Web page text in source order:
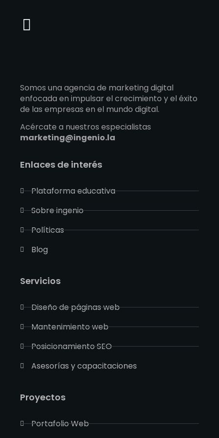
Somos una agencia de marketing digital
enfocada en impulsar el crecimiento y el éxito
de las empresas en el mundo digital.
Acércate a nuestros especialistas
marketing@ingenio.la
Enlaces de interés
Plataforma educativa
Sobre ingenio
Políticas
Blog
Servicios
Diseño de páginas web
Mantenimiento web
Posicionamiento SEO
Asesorías y capacitaciones
Proyectos
Portafolio Web